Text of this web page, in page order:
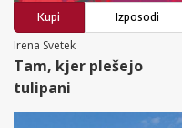
Kupi
Izposodi
Irena Svetek
Tam, kjer plešejo
tulipani